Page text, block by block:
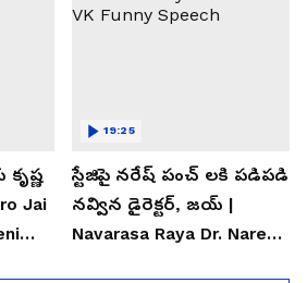
Jai
స్టేజిపై నరేష్ పంచ్ లకి పడిపడి
నవ్విన డైరెక్టర్, జయ్ |
Navarasa Raya Dr. Naresh
19:25